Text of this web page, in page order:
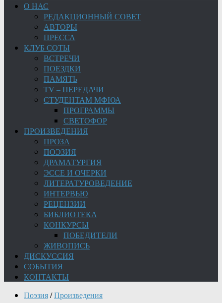
О НАС
РЕДАКЦИОННЫЙ СОВЕТ
АВТОРЫ
ПРЕССА
КЛУБ СОТЫ
ВСТРЕЧИ
ПОЕЗДКИ
ПАМЯТЬ
TV – ПЕРЕДАЧИ
СТУДЕНТАМ МФЮА
ПРОГРАММЫ
СВЕТОФОР
ПРОИЗВЕДЕНИЯ
ПРОЗА
ПОЭЗИЯ
ДРАМАТУРГИЯ
ЭССЕ И ОЧЕРКИ
ЛИТЕРАТУРОВЕДЕНИЕ
ИНТЕРВЬЮ
РЕЦЕНЗИИ
БИБЛИОТЕКА
КОНКУРСЫ
ПОБЕДИТЕЛИ
ЖИВОПИСЬ
ДИСКУССИЯ
СОБЫТИЯ
КОНТАКТЫ
Поэзия/Произведения